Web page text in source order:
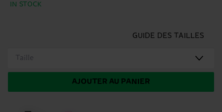
IN STOCK
GUIDE DES TAILLES
Taille
AJOUTER AU PANIER